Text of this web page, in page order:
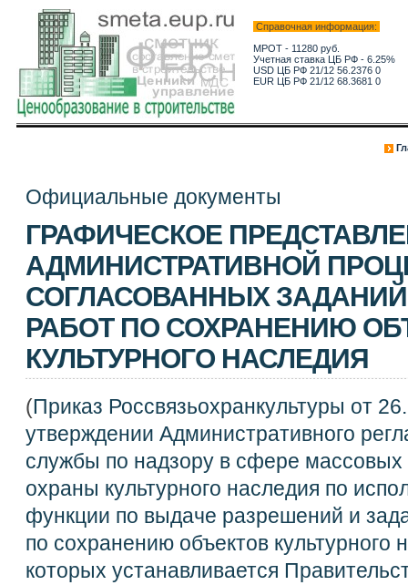
Справочная информация:
МРОТ - 11280 руб.
Учетная ставка ЦБ РФ - 6.25%
USD ЦБ РФ 21/12 56.2376 0
EUR ЦБ РФ 21/12 68.3681 0
Официальные документы
ГРАФИЧЕСКОЕ
АДМИНИСТРАТИВНОЙ
СОГЛАСОВАННЫХ
РАБОТ ПО СОХРАНЕНИЮ
КУЛЬТУРНОГО НАСЛЕДИЯ
(Приказ Россвязьохранкультуры от
утверждении Административного
службы по надзору в сфере массовых
охраны культурного наследия по
функции по выдаче разрешений и
по сохранению объектов культурного
которых устанавливается